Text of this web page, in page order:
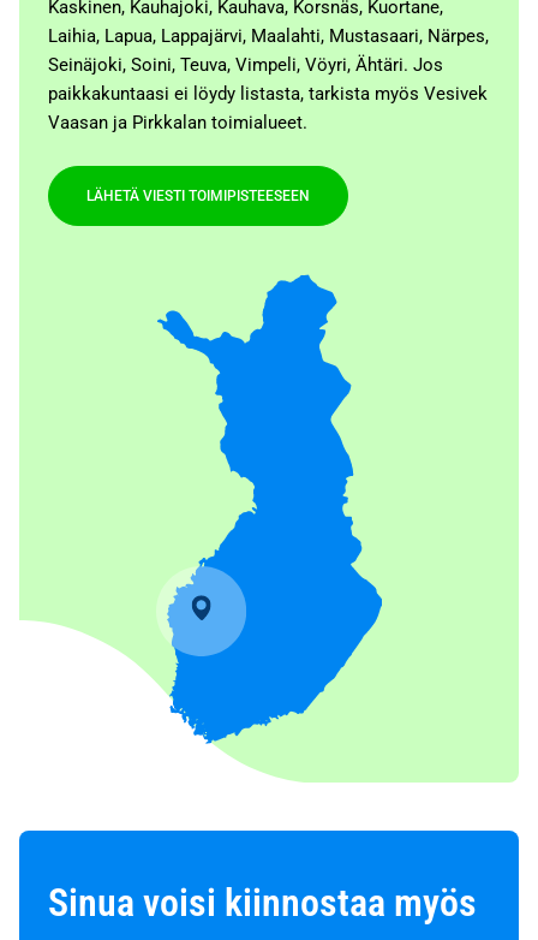
Kaskinen, Kauhajoki, Kauhava, Korsnäs, Kuortane,
Laihia, Lapua, Lappajärvi, Maalahti, Mustasaari, Närpes,
Seinäjoki, Soini, Teuva, Vimpeli, Vöyri, Ähtäri. Jos
paikkakuntaasi ei löydy listasta, tarkista myös Vesivek
Vaasan ja Pirkkalan toimialueet.
LÄHETÄ VIESTI TOIMIPISTEESEEN
Sinua voisi kiinnostaa myös